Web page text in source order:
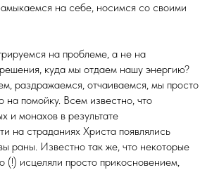
на себе, носимся со своими
на проблеме, а не на
куда мы отдаем нашу энергию?
раздражаемся, отчаиваемся, мы просто
на помойку. Всем известно, что
и монахов в результате
на страданиях Христа появлялись
раны. Известно так же, что некоторые
(!) исцеляли просто прикосновением,